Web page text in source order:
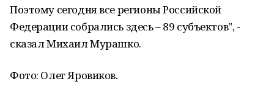
Поэтому сегодня все регионы Российской
Федерации собрались здесь – 89 субъектов", -
сказал Михаил Мурашко.
Фото: Олег Яровиков.